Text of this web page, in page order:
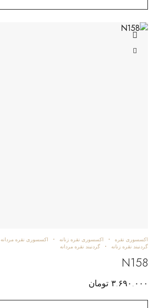
اکسسوری نقره اکسسوری نقره زنانه اکسسوری نقره مردانه
گردنبند نقره زنانه
گردنبند نقره مردانه
N158
۳.۶۹۰.۰۰۰ تومان